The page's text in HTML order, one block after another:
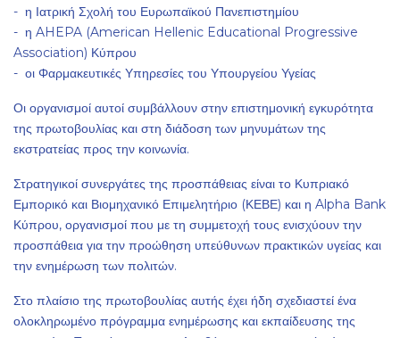
- η Ιατρική Σχολή του Ευρωπαϊκού Πανεπιστημίου
- η AHEPA (American Hellenic Educational Progressive
Association) Κύπρου
- οι Φαρμακευτικές Υπηρεσίες του Υπουργείου Υγείας
Οι οργανισμοί αυτοί συμβάλλουν στην επιστημονική εγκυρότητα
της πρωτοβουλίας και στη διάδοση των μηνυμάτων της
εκστρατείας προς την κοινωνία.
Στρατηγικοί συνεργάτες της προσπάθειας είναι το Κυπριακό
Εμπορικό και Βιομηχανικό Επιμελητήριο (ΚΕΒΕ) και η Alpha Bank
Κύπρου, οργανισμοί που με τη συμμετοχή τους ενισχύουν την
προσπάθεια για την προώθηση υπεύθυνων πρακτικών υγείας και
την ενημέρωση των πολιτών.
Στο πλαίσιο της πρωτοβουλίας αυτής έχει ήδη σχεδιαστεί ένα
ολοκληρωμένο πρόγραμμα ενημέρωσης και εκπαίδευσης της